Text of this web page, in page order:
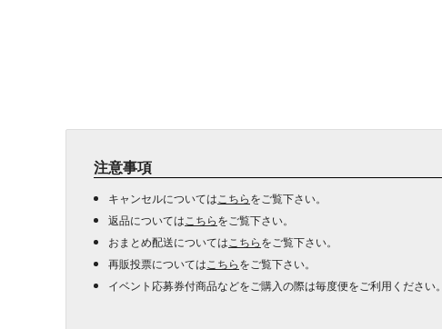
注意事項
キャンセルについては こちらをご覧下さい。
返品については こちらをご覧下さい。
おまとめ配送については こちらをご覧下さい。
再販投票については こちらをご覧下さい。
イベント応募券付商品などをご購入の際は毎度便をご利用ください